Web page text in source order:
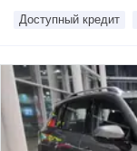
Доступный кредит